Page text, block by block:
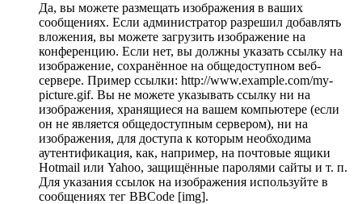
Да, вы можете размещать изображения в ваших
сообщениях. Если администратор разрешил добавлять
вложения, вы можете загрузить изображение на
конференцию. Если нет, вы должны указать ссылку на
изображение, сохранённое на общедоступном веб-
сервере. Пример ссылки: http://www.example.com/my-
picture.gif. Вы не можете указывать ссылку ни на
изображения, хранящиеся на вашем компьютере (если
он не является общедоступным сервером), ни на
изображения, для доступа к которым необходима
аутентификация, как, например, на почтовые ящики
Hotmail или Yahoo, защищённые паролями сайты и т. п.
Для указания ссылок на изображения используйте в
сообщениях тег BBCode [img].